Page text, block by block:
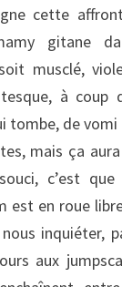
cette
gitane
musclé,
à coup
tombe, de vomi
mais ça
c’est
est en roue
inquiéter,
aux